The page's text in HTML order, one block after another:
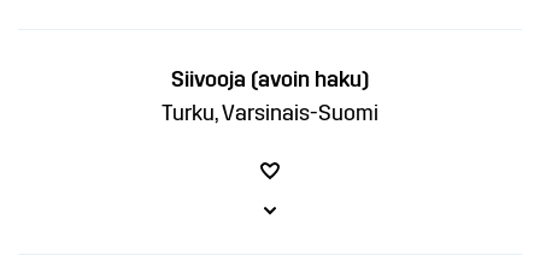
Siivooja (avoin haku)
Turku, Varsinais-Suomi